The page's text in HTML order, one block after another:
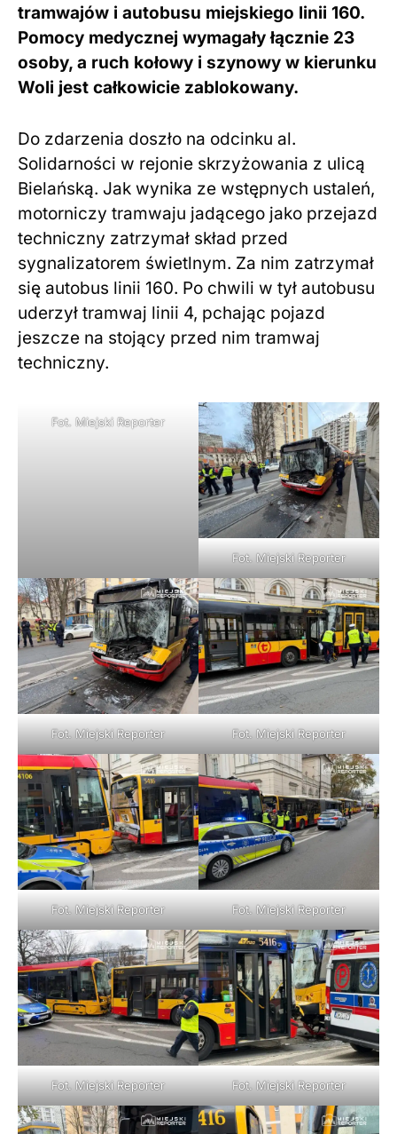
tramwajów i autobusu miejskiego linii 160.
Pomocy medycznej wymagały łącznie 23
osoby, a ruch kołowy i szynowy w kierunku
Woli jest całkowicie zablokowany.
Do zdarzenia doszło na odcinku al.
Solidarności w rejonie skrzyżowania z ulicą
Bielańską. Jak wynika ze wstępnych ustaleń,
motorniczy tramwaju jadącego jako przejazd
techniczny zatrzymał skład przed
sygnalizatorem świetlnym. Za nim zatrzymał
się autobus linii 160. Po chwili w tył autobusu
uderzył tramwaj linii 4, pchając pojazd
jeszcze na stojący przed nim tramwaj
techniczny.
Fot. Miejski Reporter
Fot. Miejski Reporter
Fot. Miejski Reporter Fot. Miejski Reporter
Fot. Miejski Reporter Fot. Miejski Reporter
Fot. Miejski Reporter Fot. Miejski Reporter